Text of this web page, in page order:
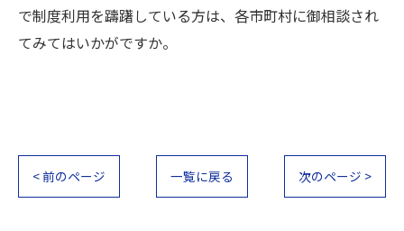
で制度利用を躊躇している方は、各市町村に御相談され
てみてはいかがですか。
< 前のページ 一覧に戻る 次のページ >